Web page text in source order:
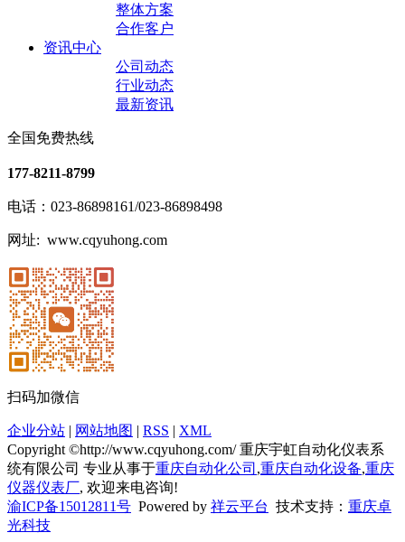
整体方案
合作客户
资讯中心
公司动态
行业动态
最新资讯
全国免费热线
177-8211-8799
电话：023-86898161/023-86898498
网址: www.cqyuhong.com
扫码加微信
企业分站 | 网站地图 | RSS | XML
Copyright ©http://www.cqyuhong.com/ 重庆宇虹自动化仪表系
统有限公司 专业从事于重庆自动化公司 ,重庆自动化设备,重庆
仪器仪表厂, 欢迎来电咨询!
渝ICP备15012811号 Powered by 祥云平台 技术支持： 重庆卓
光科技